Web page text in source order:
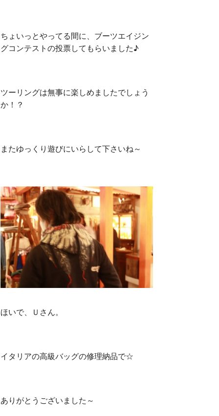
ちょいっとやってる間に、ブーツエイジン
グコンテストの投票してもらいました♪
ツーリングは無事に楽しめましたでしょう
か！？
またゆっくり遊びにいらして下さいね～
ほいで、Ｕさん。
イタリアの高級バッグの修理納品で☆
ありがとうございました～